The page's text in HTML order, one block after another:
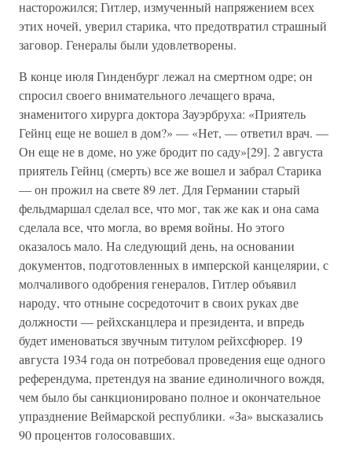
насторожился; Гитлер, измученный напряжением всех
этих ночей, уверил старика, что предотвратил страшный
заговор. Генералы были удовлетворены.
В конце июля Гинденбург лежал на смертном одре; он
спросил своего внимательного лечащего врача,
знаменитого хирурга доктора Зауэрбруха: «Приятель
Гейнц еще не вошел в дом?» — «Нет, — ответил врач. —
Он еще не в доме, но уже бродит по саду»[29]. 2 августа
приятель Гейнц (смерть) все же вошел и забрал Старика
— он прожил на свете 89 лет. Для Германии старый
фельдмаршал сделал все, что мог, так же как и она сама
сделала все, что могла, во время войны. Но этого
оказалось мало. На следующий день, на основании
документов, подготовленных в имперской канцелярии, с
молчаливого одобрения генералов, Гитлер объявил
народу, что отныне сосредоточит в своих руках две
должности — рейхсканцлера и президента, и впредь
будет именоваться звучным титулом рейхсфюрер. 19
августа 1934 года он потребовал проведения еще одного
референдума, претендуя на звание единоличного вождя,
чем было бы санкционировано полное и окончательное
упразднение Веймарской республики. «За» высказались
90 процентов голосовавших.